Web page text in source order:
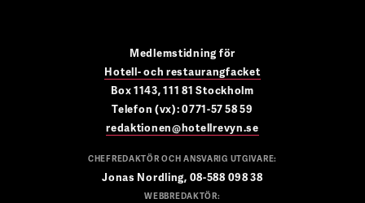
Medlemstidning för
Hotell- och restaurangfacket
Box 1143, 111 81 Stockholm
Telefon (vx): 0771-57 58 59
redaktionen@hotellrevyn.se
CHEFREDAKTÖR OCH ANSVARIG UTGIVARE:
Jonas Nordling, 08-588 098 38
WEBBREDAKTÖR: